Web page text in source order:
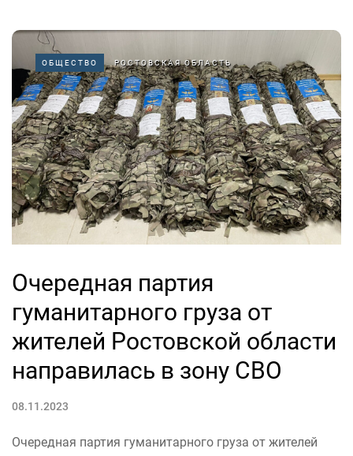
ОБЩЕСТВО РОСТОВСКАЯ ОБЛАСТЬ
Очередная партия
гуманитарного груза от
жителей Ростовской области
направилась в зону СВО
08.11.2023
Очередная партия гуманитарного груза от жителей